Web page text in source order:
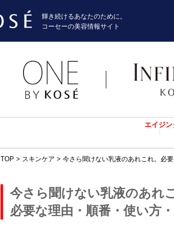
輝き続けるあなたのために。
コーセーの美容情報サイト
エイジ
TOP > スキンケア > 今さら聞けない乳液のあれこれ。必
今さら聞けない乳液のあれこ
必要な理由・順番・使い方